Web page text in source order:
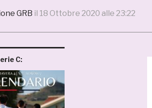
GRB il 18 Ottobre 2020 alle 23:22
C: